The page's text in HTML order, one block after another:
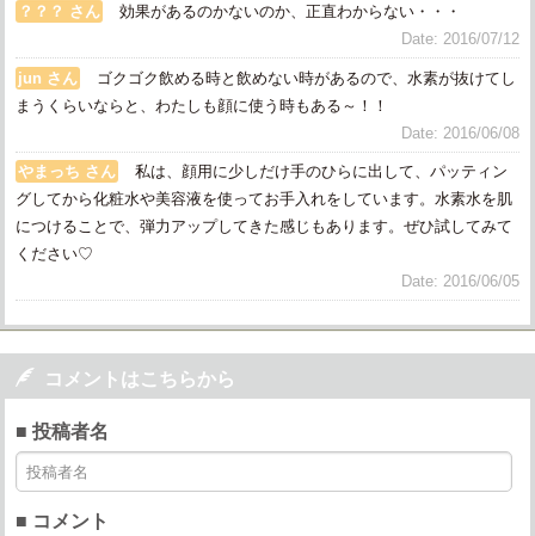
？？？ さん
効果があるのかないのか、正直わからない・・・
Date: 2016/07/12
jun さん
ゴクゴク飲める時と飲めない時があるので、水素が抜けてし
まうくらいならと、わたしも顔に使う時もある～！！
Date: 2016/06/08
やまっち さん
私は、顔用に少しだけ手のひらに出して、パッティン
グしてから化粧水や美容液を使ってお手入れをしています。水素水を肌
につけることで、弾力アップしてきた感じもあります。ぜひ試してみて
ください♡
Date: 2016/06/05
 コメントはこちらから
■ 投稿者名
■ コメント